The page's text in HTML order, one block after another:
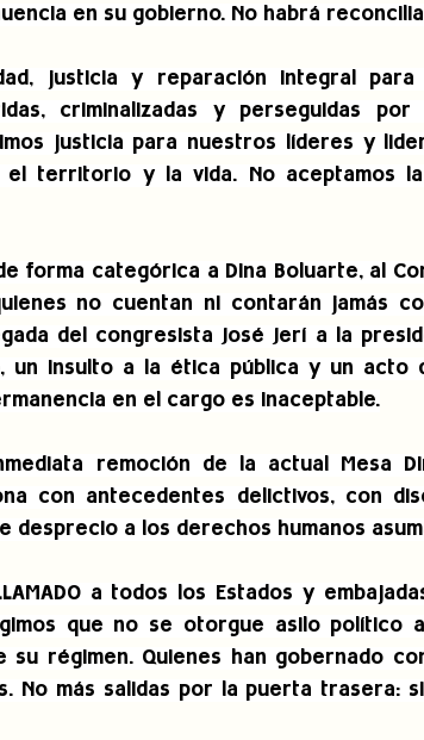
en su gobierno. No habrá
justicia y reparación integral
criminalizadas y perseguidas
justicia para nuestros líderes y
territorio y la vida. No aceptamos
de forma categórica a Dina Boluarte, al
no cuentan ni contarán jamás
del congresista José Jerí a la
un insulto a la ética pública y un acto
en el cargo es inaceptable.
inmediata remoción de la actual Mesa
con antecedentes delictivos, con
desprecio a los derechos humanos
LLAMADO a todos los Estados y
que no se otorgue asilo político
su régimen. Quienes han gobernado
No más salidas por la puerta trasera: